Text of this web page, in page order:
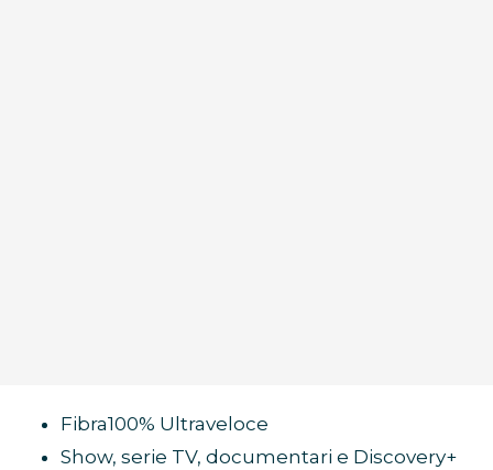
Fibra100% Ultraveloce
Show, serie TV, documentari e Discovery+